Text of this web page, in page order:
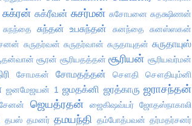
சுக்ரன் சுக்ரீவன் சுசர்மன் சுசோபனை சுதக்ஷிணன்
சுநந்தை சுந்தன் உபசுந்தன் சுனந்தை சுனஸ்ஸகன்
சுருதர்வன் சுருதர்வான் சுருதாயுதன் சுருதாயுஸ்
சூரன் சூரியதத்தன் சூரியன் சூரியவர்மன்
சோமகன் சோமதத்தன் சௌதி சௌதியும்னி
ஜனமேஜயன் 1 ஜமதக்னி ஜரத்காரு ஜராசந்தன்
ஜெயத்ரதன் ஜைகிஷவ்யர் ஜோதஸ்நாகாலி
தபஸ் தமனர் தமயந்தி தம்போத்பவன் தர்மதர்சனர்